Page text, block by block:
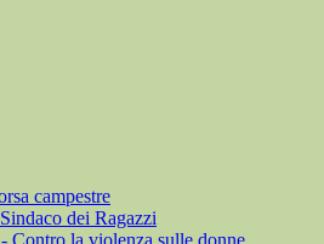
campestre
dei Ragazzi